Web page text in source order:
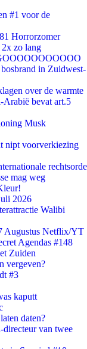
#1 voor de
Horrorzomer
zo lang
in Zuidwest-
over de warmte
Arabië bevat art.5
Musk
nipt voorverkiezing
rechtsorde
mag weg
2026
Walibi
Augustus Netflix/YT
Agendas #148
Zuiden
vergeven?
#3
kaputt
daten?
van twee